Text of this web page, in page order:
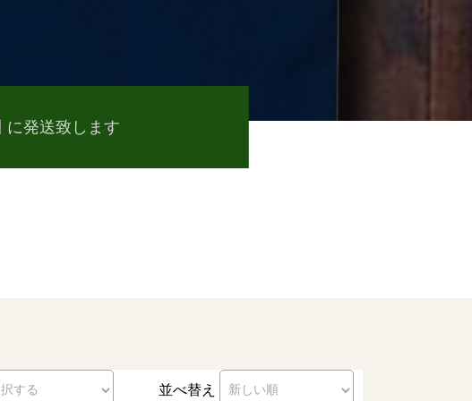
に発送致します
並べ替え